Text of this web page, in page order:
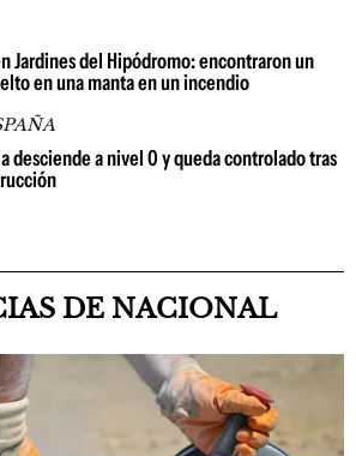
Jardines del Hipódromo: encontraron un
en una manta en un incendio
desciende a nivel 0 y queda controlado tras
DE NACIONAL